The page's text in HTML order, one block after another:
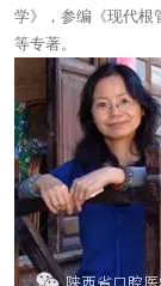
学》，参编《现代根
等专著。